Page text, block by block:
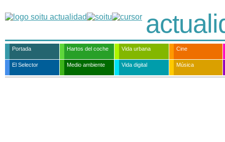
Portada Hartos del coche Vida urbana Cine
El Selector Medio ambiente Vida digital Música